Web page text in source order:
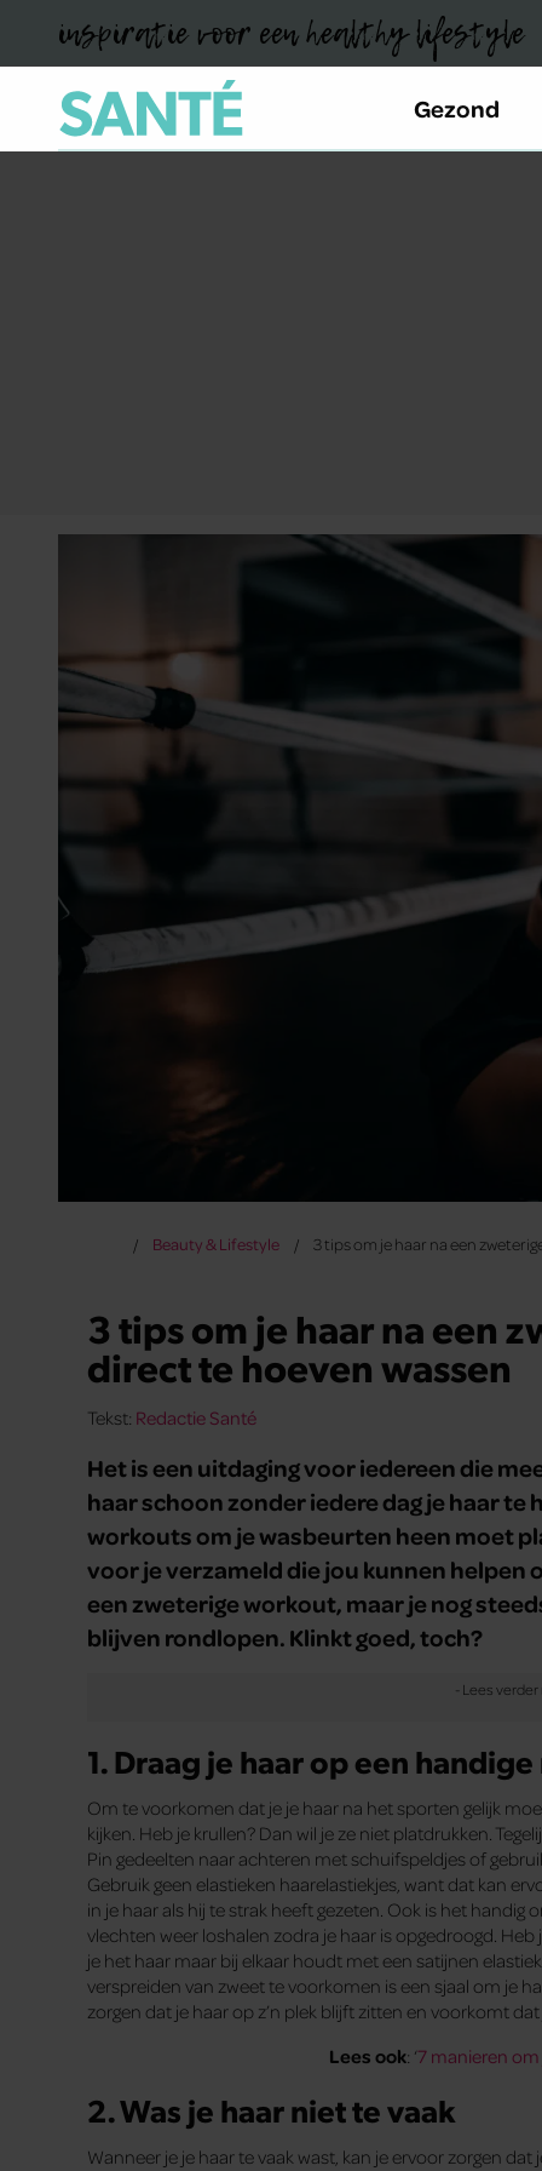
inspiratie voor een healthy lifestyle
Gezond
Beauty & Lifestyle 3 tips om je haar na een
3 tips om je haar na een
direct te hoeven wassen
Tekst: Redactie Santé
Het is een uitdaging voor iedereen die
haar schoon zonder iedere dag je haar te
workouts om je wasbeurten heen moet
voor je verzameld die jou kunnen helpen
een zweterige workout, maar je nog
blijven rondlopen. Klinkt goed, toch?
1. Draag je haar op een
Om te voorkomen dat je je haar na het sporten gelijk
kijken. Heb je krullen? Dan wil je ze niet platdrukken.
Pin gedeelten naar achteren met schuifspeldjes of
Gebruik geen elastieken haarelastiekjes, want dat kan
in je haar als hij te strak heeft gezeten. Ook is het
vlechten weer loshalen zodra je haar is opgedroogd.
je het haar maar bij elkaar houdt met een satijnen
verspreiden van zweet te voorkomen is een sjaal om je
zorgen dat je haar op z’n plek blijft zitten en voorkomt
Lees ook: ‘7 manieren
2. Was je haar niet te vaak
Wanneer je je haar te vaak wast, kan je ervoor zorgen